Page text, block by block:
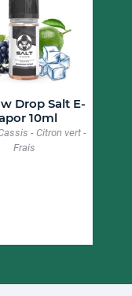
Drop Salt E-
10ml
- Citron vert -
Frais